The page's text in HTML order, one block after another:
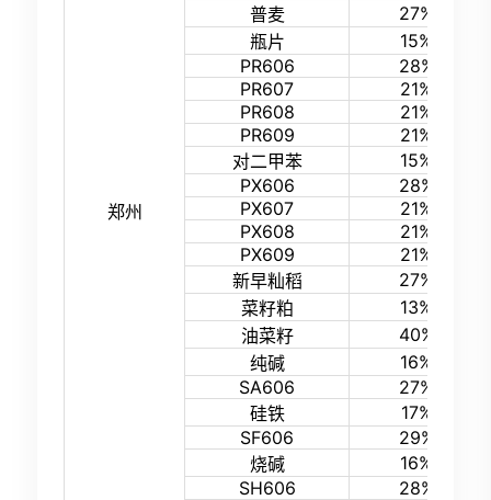
郑州
普麦
27%
瓶片
15%
PR606
28%
PR607
21%
PR608
21%
PR609
21%
对二甲苯
15%
PX606
28%
PX607
21%
PX608
21%
PX609
21%
新早籼稻
27%
菜籽粕
13%
油菜籽
40%
纯碱
16%
SA606
27%
硅铁
17%
SF606
29%
烧碱
16%
SH606
28%